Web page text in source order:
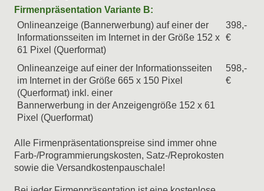
Firmenpräsentation Variante B:
Onlineanzeige (Bannerwerbung) auf einer der
Informationsseiten im Internet in der Größe 152 x
61 Pixel (Querformat)
398,-
€
Onlineanzeige auf einer der Informationsseiten
im Internet in der Größe 665 x 150 Pixel
(Querformat) inkl. einer
Bannerwerbung in der Anzeigengröße 152 x 61
Pixel (Querformat)
598,-
€
Alle Firmenpräsentationspreise sind immer ohne
Farb-/Programmierungskosten, Satz-/Reprokosten
sowie die Versandkostenpauschale!